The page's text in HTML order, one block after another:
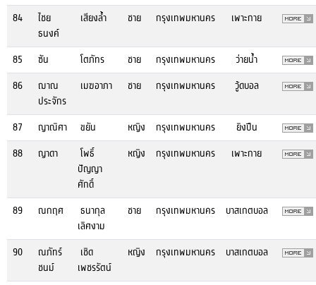
84
ไชย
ธนงค์
เสียงล้ำ ชาย กรุงเทพมหานคร เพาะกาย
85 ซัน โตภัทร ชาย กรุงเทพมหานคร
ว่ายน้ำ
86
ฌาณ
ประจักร
เมฆอาภา ชาย กรุงเทพมหานคร วู้ดบอล
87 ญาณิศา ขยัน หญิง กรุงเทพมหานคร
ยิงปืน
88
ญาดา
โพธิ์
ปัญญา
ศักดิ์
หญิง กรุงเทพมหานคร เพาะกาย
89 ณกฤศ
ธนากุล
เลิศงาม
ชาย กรุงเทพมหานคร บาสเกตบอล
90
ณภัทร์
ชนม์
เชิด
เพชรรัตน์
หญิง กรุงเทพมหานคร บาสเกตบอล